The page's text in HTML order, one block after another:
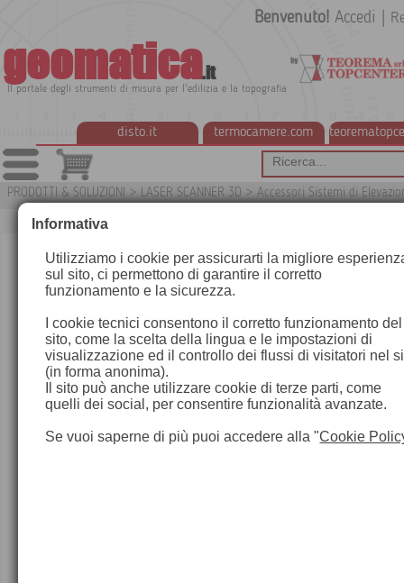
geomatica.it
Il portale degli strumenti di misura per l'edilizia e la topografia
disto.it termocamere.com
Benvenuto! Accedi
PRODOTTI & SOLUZIONI > LASER SCANNER 3D > Accessori Sistemi di
Informativa
Utilizziamo i cookie per assicurarti la migliore
sul sito, ci permettono di garantire il corretto
funzionamento e la sicurezza.
I cookie tecnici consentono il corretto funzionamento del
sito, come la scelta della lingua e le impostazioni di
visualizzazione ed il controllo dei flussi di visitatori nel
(in forma anonima).
Il sito può anche utilizzare cookie di terze parti, come
quelli dei social, per consentire funzionalità avanzate.
Se vuoi saperne di più puoi accedere alla "Cookie